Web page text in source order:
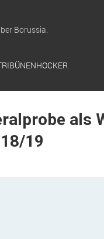
Borussia.
als
19